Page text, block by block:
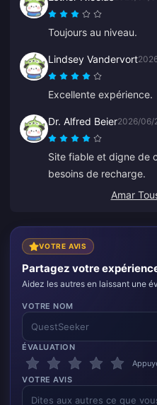
Toujours au niveau.
Lindsey Vandervort
Excellente expérience.
Dr. Alfred Beier2026/06/
Site fiable et digne de
besoins de recharge.
Amar
VOTRE AVIS
Partagez votre
Aidez les autres en laissant une
VOTRE NOM
ÉVALUATION
VOTRE AVIS